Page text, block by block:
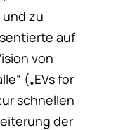
zu
auf
von
(„EVs for
schnellen
der